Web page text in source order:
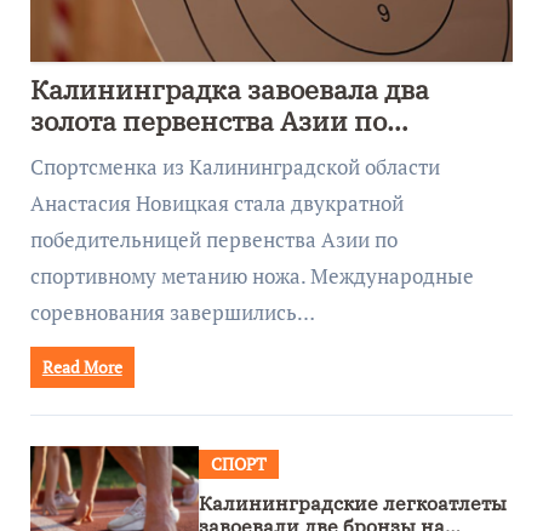
Калининградка завоевала два
золота первенства Азии по
метанию ножа
Спортсменка из Калининградской области
Анастасия Новицкая стала двукратной
победительницей первенства Азии по
спортивному метанию ножа. Международные
соревнования завершились…
Read More
СПОРТ
Калининградские легкоатлеты
завоевали две бронзы на